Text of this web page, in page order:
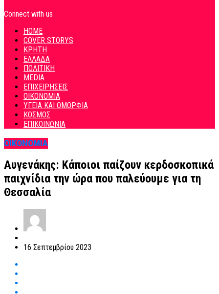
Connect with us
HOME
COVER STORYS
ΚΡΗΤΗ
ΕΛΛΑΔΑ
ΠΟΛΙΤΙΚΗ
MEDIA
ΕΠΙΧΕΙΡΗΣΕΙΣ
ΟΙΚΟΝΟΜΙΑ
ΥΓΕΙΑ ΚΑΙ ΟΜΟΡΦΙΑ
ΚΟΣΜΟΣ
ΕΠΙΚΟΙΝΩΝΙΑ
ΟΙΚΟΝΟΜΙΑ
Αυγενάκης: Κάποιοι παίζουν κερδοσκοπικά
παιχνίδια την ώρα που παλεύουμε για τη
Θεσσαλία
16 Σεπτεμβρίου 2023